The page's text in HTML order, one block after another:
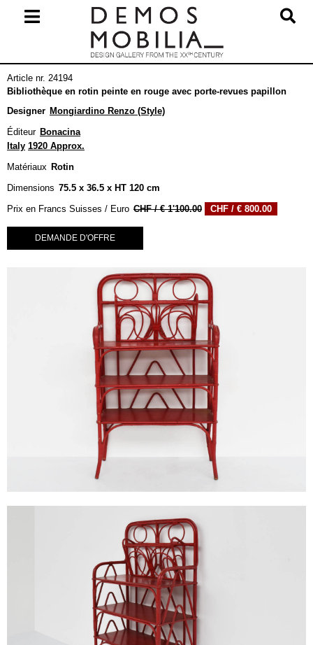
Navigation
Article nr. 24194
Bibliothèque en rotin peinte en rouge avec porte-revues papillon
Designer Mongiardino Renzo (Style)
Éditeur Bonacina
Italy 1920 Approx.
Matériaux Rotin
Dimensions 75.5 x 36.5 x HT 120 cm
Prix en Francs Suisses / Euro
€1'100.00
Le
€ 800.00
DEMANDE D'OFFRE